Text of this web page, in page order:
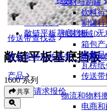
传送带查找器
查找英特乐传送带、部件和
产品
饮料与制罐
饮料行
制罐行
包装领域
箱包
消费
瓦楞
传送
物流和物料
电商和
模塑传送带
1600 系列
敞链平板基底挡板（无
敞链平板基底挡板
1600 系列
共享 请求报价